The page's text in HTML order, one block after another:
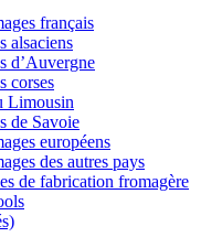
français
alsaciens
d’Auvergne
corses
Limousin
de Savoie
européens
des autres pays
de fabrication fromagère